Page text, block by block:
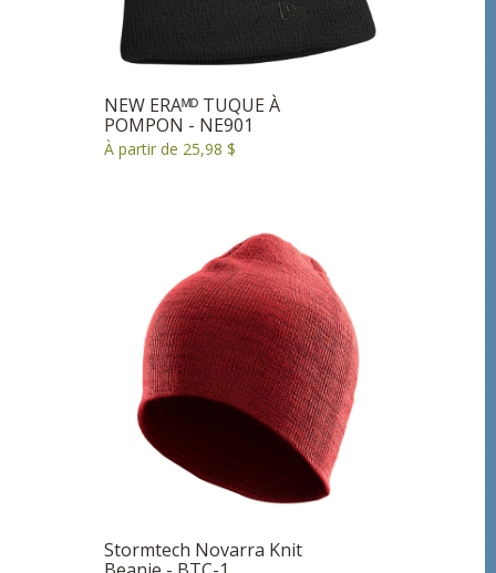
NEW ERAᴹᴰ TUQUE À
POMPON - NE901
À partir de 25,98 $
Stormtech Novarra Knit